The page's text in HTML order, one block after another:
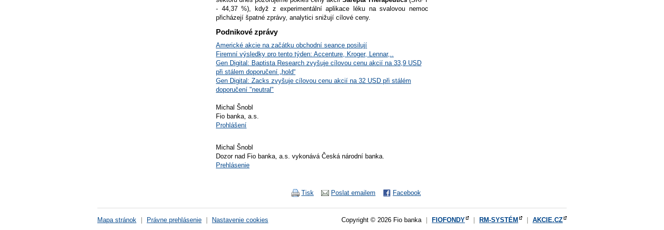
- 44,37 %), když z experimentální aplikace léku na svalovou nemoc
přicházejí špatné zprávy, analytici snižují cílové ceny.
Podnikové zprávy
Americké akcie na začátku obchodní seance posilují
Firemní výsledky pro tento týden: Accenture, Kroger, Lennar,..
Gen Digital: Baptista Research zvyšuje cílovou cenu akcií na 33,9 USD
při stálem doporučení „hold“
Gen Digital: Zacks zvyšuje cílovou cenu akcií na 32 USD při stálém
doporučení "neutral"
Michal Šnobl
Fio banka, a.s.
Prohlášení
Michal Šnobl
Dozor nad Fio banka, a.s. vykonává Česká národní banka.
Prehlásenie
Facebook
Poslat emailem
Tisk
Mapa stránok Právne prehlásenie Nastavenie cookies Copyright © 2026 Fio banka FIOFONDY RM-SYSTÉM AKCIE.CZ